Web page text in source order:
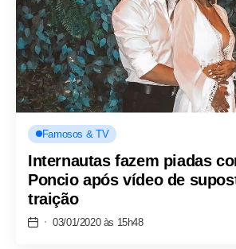
Famosos & TV
Internautas fazem piadas
Poncio após vídeo de
traição
03/01/2020 às 15h48